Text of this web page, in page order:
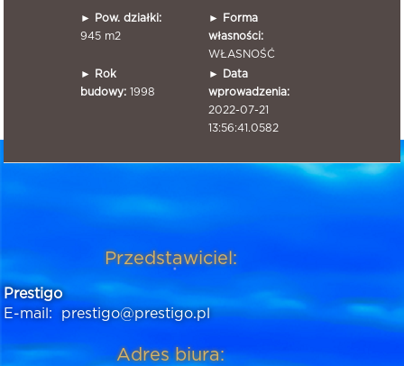
►
Pow. działki:
945 m2
►
Forma
własności:
WŁASNOŚĆ
►
Rok
budowy: 1998
►
Data
wprowadzenia:
2022-07-21
13:56:41.0582
Przedstawiciel:
Prestigo
E-mail:
prestigo@prestigo.pl
Adres biura: